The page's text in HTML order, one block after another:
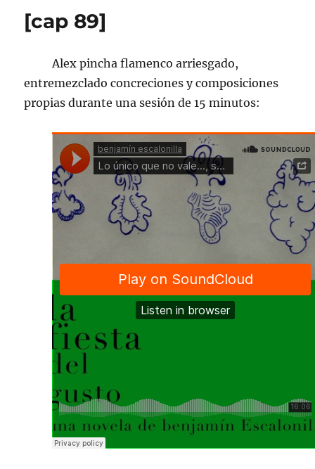
en
[cap 89]
Alex pincha flamenco arriesgado,
entremezclado concreciones y composiciones
propias durante una sesión de 15 minutos: